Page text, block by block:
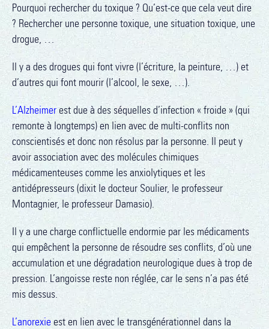
Pourquoi rechercher du toxique ? Qu’est-ce que cela veut dire
? Rechercher une personne toxique, une situation toxique, une
drogue, …
Il y a des drogues qui font vivre (l’écriture, la peinture, …) et
d’autres qui font mourir (l’alcool, le sexe, …).
L’Alzheimerest due à des séquelles d’infection « froide » (qui
remonte à longtemps) en lien avec de multi-conflits non
conscientisés et donc non résolus par la personne. Il peut y
avoir association avec des molécules chimiques
médicamenteuses comme les anxiolytiques et les
antidépresseurs (dixit le docteur Soulier, le professeur
Montagnier, le professeur Damasio).
Il y a une charge conflictuelle endormie par les médicaments
qui empêchent la personne de résoudre ses conflits, d’où une
accumulation et une dégradation neurologique dues à trop de
pression. L’angoisse reste non réglée, car le sens n’a pas été
mis dessus.
L’anorexieest en lien avec le transgénérationnel dans la